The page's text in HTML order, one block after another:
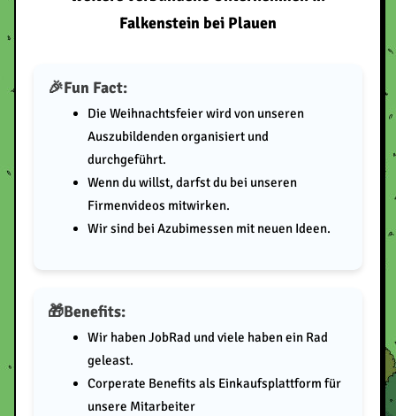
Falkenstein bei Plauen
Fun Fact:
Die Weihnachtsfeier wird von unseren
Auszubildenden organisiert und
durchgeführt.
Wenn du willst, darfst du bei unseren
Firmenvideos mitwirken.
Wir sind bei Azubimessen mit neuen Ideen.
Benefits:
Wir haben JobRad und viele haben ein Rad
geleast.
Corperate Benefits als Einkaufsplattform für
unsere Mitarbeiter